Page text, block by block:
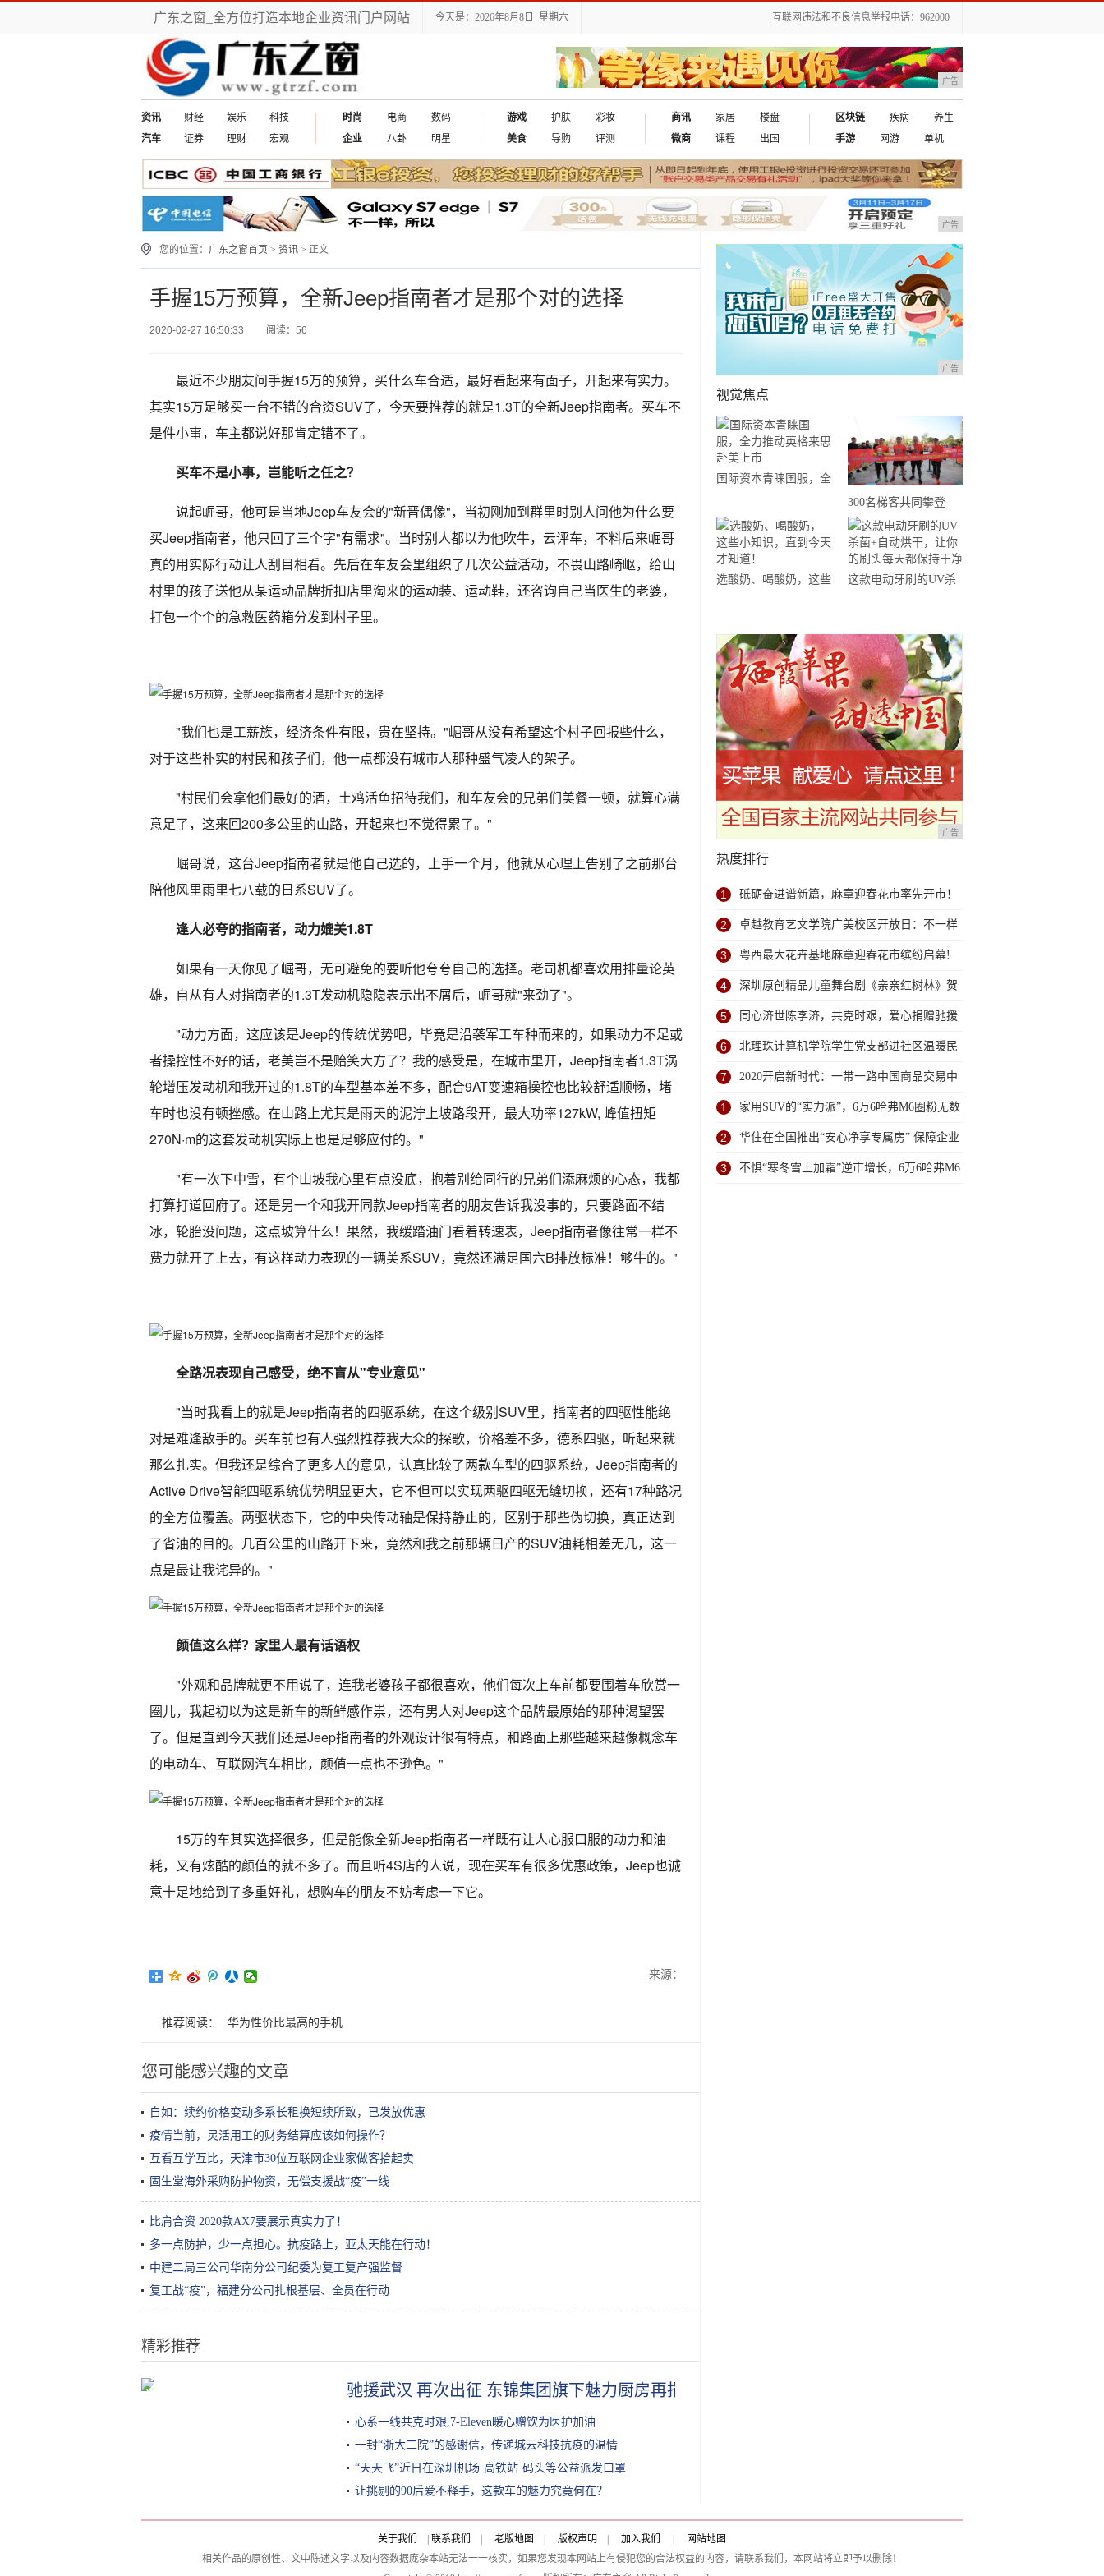
广东之窗_全方位打造本地企业资讯门户网站 今天是：2026年8月8日 星期六 互联网违法和不良信息举报电话：962000
广告
资讯 财经 娱乐
科技
汽车
证券 理财 宏观
时尚 电商
数码
企业
八卦 明星
游戏 护肤
彩妆
美食
导购 评测
商讯 家居
楼盘
微商
课程 出国
区块链 疾病
养生
手游
网游 单机
广告
您的位置： 广东之窗首页 > 资讯 > 正文
手握15万预算，全新Jeep指南者才是那个对的选择
2020-02-27 16:50:33 阅读：56
最近不少朋友问手握15万的预算，买什么车合适，最好看起来有面子，开起来有实力。
其实15万足够买一台不错的合资SUV了，今天要推荐的就是1.3T的全新Jeep指南者。买车不
是件小事，车主都说好那肯定错不了。
买车不是小事，岂能听之任之？
说起崛哥，他可是当地Jeep车友会的"新晋偶像"，当初刚加到群里时别人问他为什么要
买Jeep指南者，他只回了三个字"有需求"。当时别人都以为他吹牛，云评车，不料后来崛哥
真的用实际行动让人刮目相看。先后在车友会里组织了几次公益活动，不畏山路崎岖，给山
村里的孩子送他从某运动品牌折扣店里淘来的运动装、运动鞋，还咨询自己当医生的老婆，
打包一个个的急救医药箱分发到村子里。
"我们也是工薪族，经济条件有限，贵在坚持。"崛哥从没有希望这个村子回报些什么，
对于这些朴实的村民和孩子们，他一点都没有城市人那种盛气凌人的架子。
"村民们会拿他们最好的酒，土鸡活鱼招待我们，和车友会的兄弟们美餐一顿，就算心满
意足了，这来回200多公里的山路，开起来也不觉得累了。"
崛哥说，这台Jeep指南者就是他自己选的，上手一个月，他就从心理上告别了之前那台
陪他风里雨里七八载的日系SUV了。
逢人必夸的指南者，动力媲美1.8T
如果有一天你见了崛哥，无可避免的要听他夸夸自己的选择。老司机都喜欢用排量论英
雄，自从有人对指南者的1.3T发动机隐隐表示出不屑后，崛哥就"来劲了"。
"动力方面，这应该是Jeep的传统优势吧，毕竟是沿袭军工车种而来的，如果动力不足或
者操控性不好的话，老美岂不是贻笑大方了？我的感受是，在城市里开，Jeep指南者1.3T涡
轮增压发动机和我开过的1.8T的车型基本差不多，配合9AT变速箱操控也比较舒适顺畅，堵
车时也没有顿挫感。在山路上尤其是雨天的泥泞上坡路段开，最大功率127kW, 峰值扭矩
270N·m的这套发动机实际上也是足够应付的。"
"有一次下中雪，有个山坡我心里有点没底，抱着别给同行的兄弟们添麻烦的心态，我都
打算打道回府了。还是另一个和我开同款Jeep指南者的朋友告诉我没事的，只要路面不结
冰，轮胎没问题，这点坡算什么！果然，我缓踏油门看着转速表，Jeep指南者像往常一样不
费力就开了上去，有这样动力表现的一辆美系SUV，竟然还满足国六B排放标准！够牛的。"
全路况表现自己感受，绝不盲从"专业意见"
"当时我看上的就是Jeep指南者的四驱系统，在这个级别SUV里，指南者的四驱性能绝
对是难逢敌手的。买车前也有人强烈推荐我大众的探歌，价格差不多，德系四驱，听起来就
那么扎实。但我还是综合了更多人的意见，认真比较了两款车型的四驱系统，Jeep指南者的
Active Drive智能四驱系统优势明显更大，它不但可以实现两驱四驱无缝切换，还有17种路况
的全方位覆盖。两驱状态下，它的中央传动轴是保持静止的，区别于那些伪切换，真正达到
了省油的目的。几百公里的山路开下来，竟然和我之前那辆日产的SUV油耗相差无几，这一
点是最让我诧异的。"
颜值这么样？家里人最有话语权
"外观和品牌就更不用说了，连我老婆孩子都很喜欢，他们每次上车前都要围着车欣赏一
圈儿，我起初以为这是新车的新鲜感作祟，还有男人对Jeep这个品牌最原始的那种渴望罢
了。但是直到今天我们还是Jeep指南者的外观设计很有特点，和路面上那些越来越像概念车
的电动车、互联网汽车相比，颜值一点也不逊色。"
15万的车其实选择很多，但是能像全新Jeep指南者一样既有让人心服口服的动力和油
耗，又有炫酷的颜值的就不多了。而且听4S店的人说，现在买车有很多优惠政策，Jeep也诚
意十足地给到了多重好礼，想购车的朋友不妨考虑一下它。
来源：
推荐阅读： 华为性价比最高的手机
您可能感兴趣的文章
自如：续约价格变动多系长租换短续所致，已发放优惠
疫情当前，灵活用工的财务结算应该如何操作？
互看互学互比，天津市30位互联网企业家做客拾起卖
固生堂海外采购防护物资，无偿支援战“疫”一线
比肩合资 2020款AX7要展示真实力了！
多一点防护，少一点担心。抗疫路上，亚太天能在行动！
中建二局三公司华南分公司纪委为复工复产强监督
复工战“疫”，福建分公司扎根基层、全员在行动
精彩推荐
选酸奶、喝酸奶，这些小知识，直
驰援武汉 再次出征 东锦集团旗下魅力厨房再捐万袋“新米粥”
心系一线共克时艰,7-Eleven暖心赠饮为医护加油
一封“浙大二院”的感谢信，传递城云科技抗疫的温情
“天天飞”近日在深圳机场·高铁站·码头等公益派发口罩
让挑剔的90后爱不释手，这款车的魅力究竟何在？
广告
视觉焦点
国际资本青睐国服，全
市
300名梯客共同攀登
2019国际垂直马拉松超
级精英赛顺德海骏达中
心站欢乐开跑
选酸奶、喝酸奶，这些
这款电动牙刷的UV杀
广告
热度排行
1 砥砺奋进谱新篇，麻章迎春花市率先开市！
2 卓越教育艺文学院广美校区开放日：不一样
的艺考文化课体验，学位已告急
3 粤西最大花卉基地麻章迎春花市缤纷启幕!
4 深圳原创精品儿童舞台剧《亲亲红树林》贺
岁福田首演
5 同心济世陈李济，共克时艰，爱心捐赠驰援
武汉！
6 北理珠计算机学院学生党支部进社区温暖民
心
7 2020开启新时代：一带一路中国商品交易中
心落户柬埔寨！
1 家用SUV的“实力派”，6万6哈弗M6圈粉无数
2 华住在全国推出“安心净享专属房” 保障企业
员工安全复工
3 不惧“寒冬雪上加霜”逆市增长，6万6哈弗M6
关于我们 联系我们 老版地图 版权声明 加入我们
网站地图
相关作品的原创性、文中陈述文字以及内容数据庞杂本站无法一一核实，如果您发现本网站上有侵犯您的合法权益的内容，请联系我们，本网站将立即予以删除！